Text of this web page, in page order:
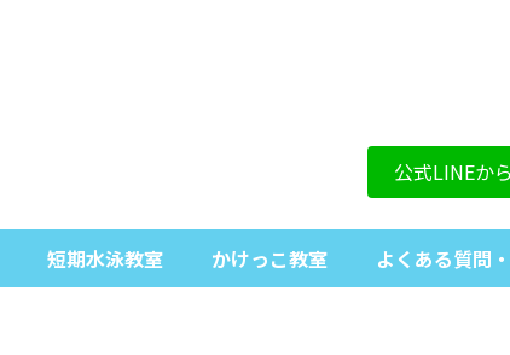
公式LINEか
短期水泳教室 かけっこ教室 よくある質問